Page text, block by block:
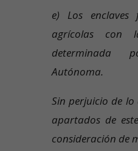
e) Los enclaves
agrícolas con
determinada
Autónoma.
Sin perjuicio de lo
apartados de
consideración de